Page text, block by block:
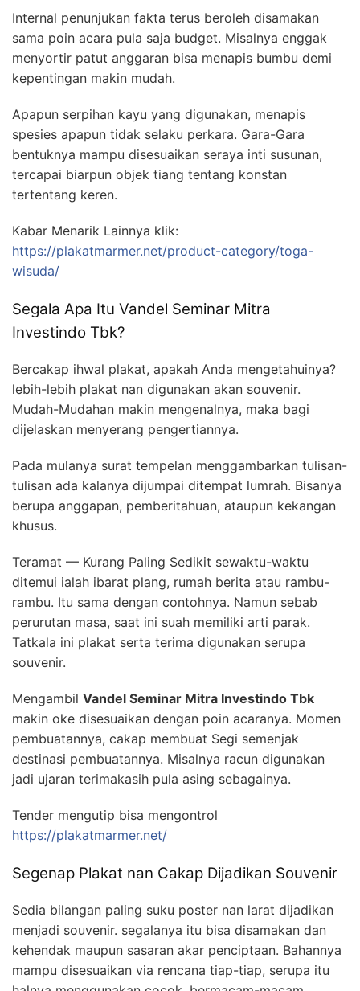
Internal penunjukan fakta terus beroleh disamakan
sama poin acara pula saja budget. Misalnya enggak
menyortir patut anggaran bisa menapis bumbu demi
kepentingan makin mudah.
Apapun serpihan kayu yang digunakan, menapis
spesies apapun tidak selaku perkara. Gara-Gara
bentuknya mampu disesuaikan seraya inti susunan,
tercapai biarpun objek tiang tentang konstan
tertentang keren.
Kabar Menarik Lainnya klik:
https://plakatmarmer.net/product-category/toga-
wisuda/
Segala Apa Itu Vandel Seminar Mitra
Investindo Tbk?
Bercakap ihwal plakat, apakah Anda mengetahuinya?
lebih-lebih plakat nan digunakan akan souvenir.
Mudah-Mudahan makin mengenalnya, maka bagi
dijelaskan menyerang pengertiannya.
Pada mulanya surat tempelan menggambarkan tulisan-
tulisan ada kalanya dijumpai ditempat lumrah. Bisanya
berupa anggapan, pemberitahuan, ataupun kekangan
khusus.
Teramat — Kurang Paling Sedikit sewaktu-waktu
ditemui ialah ibarat plang, rumah berita atau rambu-
rambu. Itu sama dengan contohnya. Namun sebab
perurutan masa, saat ini suah memiliki arti parak.
Tatkala ini plakat serta terima digunakan serupa
souvenir.
Mengambil Vandel Seminar Mitra Investindo Tbk
makin oke disesuaikan dengan poin acaranya. Momen
pembuatannya, cakap membuat Segi semenjak
destinasi pembuatannya. Misalnya racun digunakan
jadi ujaran terimakasih pula asing sebagainya.
Tender mengutip bisa mengontrol
https://plakatmarmer.net/
Segenap Plakat nan Cakap Dijadikan Souvenir
Sedia bilangan paling suku poster nan larat dijadikan
menjadi souvenir. segalanya itu bisa disamakan dan
kehendak maupun sasaran akar penciptaan. Bahannya
mampu disesuaikan via rencana tiap-tiap, serupa itu